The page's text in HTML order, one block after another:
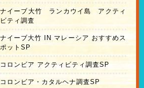
ナイーブ大竹 ランカウイ島 アクティ
ビティ調査
ナイーブ大竹 IN マレーシア おすすめス
ポットSP
コロンビア アクティビティ調査SP
コロンビア・カタルヘナ調査SP